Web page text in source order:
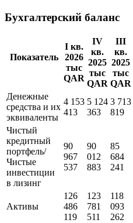
Бухгалтерский баланс
Показатель
I кв.
2026
тыс
QAR
IV
кв.
2025
тыс
QAR
III
кв.
2025
тыс
QAR
Денежные
средства и их
эквиваленты
4 153
413
5 124
363
3 713
819
Чистый
кредитный
портфель/
Чистые
инвестиции
в лизинг
90
967
537
90
012
883
85
684
241
Активы
126
486
119
123
781
511
118
093
262